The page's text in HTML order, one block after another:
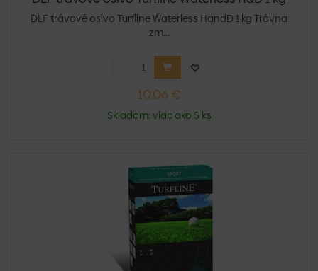
DLF trávové osivo Turfline Waterless HandD 1 kg Trávna
zm...
10,06 €
Skladom: viac ako 5 ks